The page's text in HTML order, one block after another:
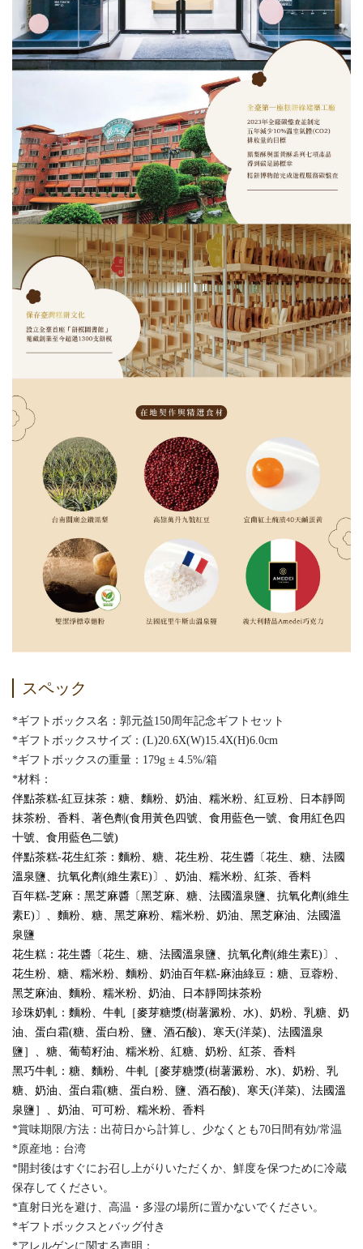
スペック
*ギフトボックス名：郭元益150周年記念ギフトセット
*ギフトボックスサイズ：(L)20.6X(W)15.4X(H)6.0cm
*ギフトボックスの重量：179g ± 4.5%/箱
*材料：
伴點茶糕-紅豆抹茶：糖、麵粉、奶油、糯米粉、紅豆粉、日本靜岡
抹茶粉、香料、著色劑(食用黃色四號、食用藍色一號、食用紅色四
十號、食用藍色二號)
伴點茶糕-花生紅茶：麵粉、糖、花生粉、花生醬〔花生、糖、法國
溫泉鹽、抗氧化劑(維生素E)〕、奶油、糯米粉、紅茶、香料
百年糕-芝麻：黑芝麻醬〔黑芝麻、糖、法國溫泉鹽、抗氧化劑(維生
素E)〕、麵粉、糖、黑芝麻粉、糯米粉、奶油、黑芝麻油、法國溫
泉鹽
花生糕：花生醬〔花生、糖、法國溫泉鹽、抗氧化劑(維生素E)〕、
花生粉、糖、糯米粉、麵粉、奶油百年糕-麻油綠豆：糖、豆蓉粉、
黑芝麻油、麵粉、糯米粉、奶油、日本靜岡抹茶粉
珍珠奶軋：麵粉、牛軋［麥芽糖漿(樹薯澱粉、水)、奶粉、乳糖、奶
油、蛋白霜(糖、蛋白粉、鹽、酒石酸)、寒天(洋菜)、法國溫泉
鹽］、糖、葡萄籽油、糯米粉、紅糖、奶粉、紅茶、香料
黑巧牛軋：糖、麵粉、牛軋［麥芽糖漿(樹薯澱粉、水)、奶粉、乳
糖、奶油、蛋白霜(糖、蛋白粉、鹽、酒石酸)、寒天(洋菜)、法國溫
泉鹽］、奶油、可可粉、糯米粉、香料
*賞味期限/方法：出荷日から計算し、少なくとも70日間有効/常温
*原産地：台湾
*開封後はすぐにお召し上がりいただくか、鮮度を保つために冷蔵
保存してください。
*直射日光を避け、高温・多湿の場所に置かないでください。
*ギフトボックスとバッグ付き
*アレルゲンに関する声明：